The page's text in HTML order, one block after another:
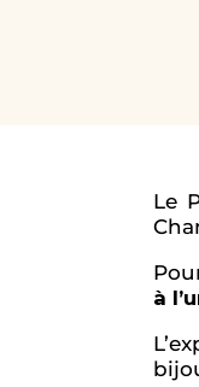
Le
à